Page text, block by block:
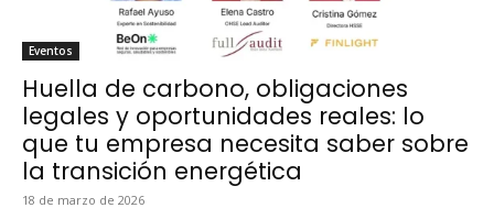
Even­tos
Huella de carbono, obligaciones
legales y oportunidades reales: lo
que tu empresa necesita saber sobre
la transición energética
18 de mar­zo de 2026